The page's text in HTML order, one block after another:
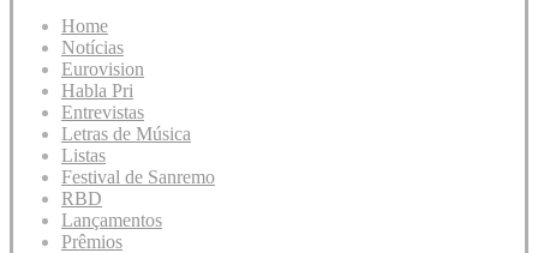
Home
Notícias
Eurovision
Habla Pri
Entrevistas
Letras de Música
Listas
Festival de Sanremo
RBD
Lançamentos
Prêmios